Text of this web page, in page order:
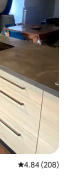
平均评分 4.84
4.84 (208)